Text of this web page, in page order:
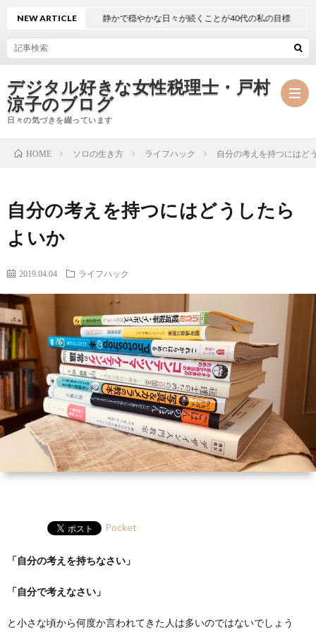
デジタル好きな女性税理士・戸村
涼子のブログ
日々の気づきを綴っています
ー・
講
NEW ARTICLE 静かで穏やかな日々が続くことが40代の私の目標
HOME ソロの生き方 ライフハック 自分の考えを持つにはど
自分の考えを持つにはどうしたら
よいか
2019.04.04 ライフハック
Pocket
「自分の考えを持ちなさい」
「自分で考えなさい」
と小さな頃から何度か言われてきた人は多いのではないでしょう